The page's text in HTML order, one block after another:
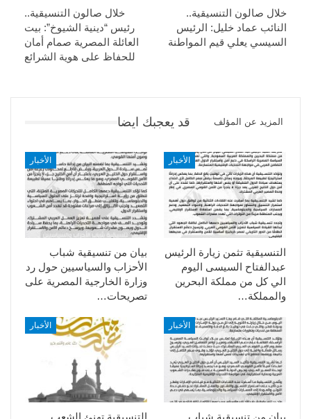
خلال صالون التنسيقية..
رئيس “دينية الشيوخ”: بيت
العائلة المصرية صمام أمان
للحفاظ على هوية الشرائع
خلال صالون التنسيقية..
النائب عماد خليل: الرئيس
السيسي يعلي قيم المواطنة
قد يعجبك ايضا المزيد عن المؤلف
الأخبار
بيان من تنسيقية شباب
الأحزاب والسياسيين حول رد
وزارة الخارجية المصرية على
تصريحات…
الأخبار
التنسيقية تثمن زيارة الرئيس
عبدالفتاح السيسى اليوم
الي كل من مملكة البحرين
والمملكة…
الأخبار
التنسيقية تهنئ الشعب
الأخبار
بيان من تنسيقية شباب